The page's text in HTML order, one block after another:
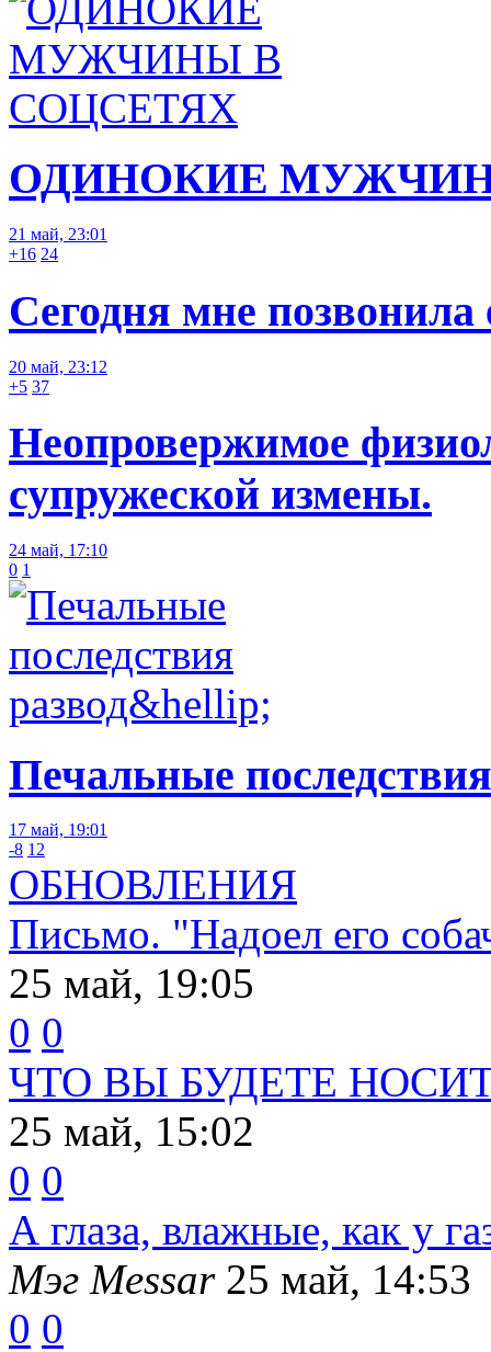
ОДИНОКИЕ
21 май, 23:01
+16 24
Сегодня мне позвонила
20 май, 23:12
+5 37
Неопровержимое
супружеской измены.
24 май, 17:10
0 1
Печальные
17 май, 19:01
-8 12
ОБНОВЛЕНИЯ
Письмо. "Надоел его
25 май, 19:05
0 0
ЧТО ВЫ БУДЕТЕ
25 май, 15:02
0 0
А глаза, влажные, как у
Мэг Messar 25 май, 14:53
0 0